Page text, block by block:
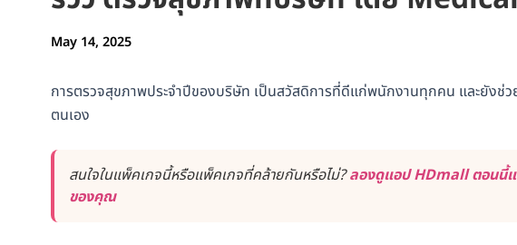
May 14, 2025
การตรวจสุขภาพประจำปีของบริษัท เป็นสวัสดิการที่ดีแก่พนักงานทุกคน และยัง
ตนเอง
สนใจในแพ็คเกจนี้หรือแพ็คเกจที่คล้ายกันหรือไม่?ลองดูแอป HDmall ตอนนี้แ
ของคุณ